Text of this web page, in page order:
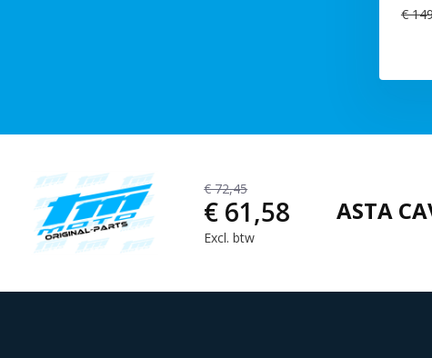
€
€ 72,45
€ 61,58
Excl. btw
ASTA